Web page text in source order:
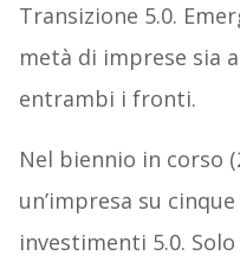
Transizione 5.0.
metà di imprese sia
entrambi i fronti.
Nel biennio in corso
un’impresa su
investimenti 5.0.